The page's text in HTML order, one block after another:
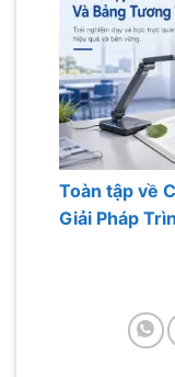
Toàn tập về
Giải Pháp